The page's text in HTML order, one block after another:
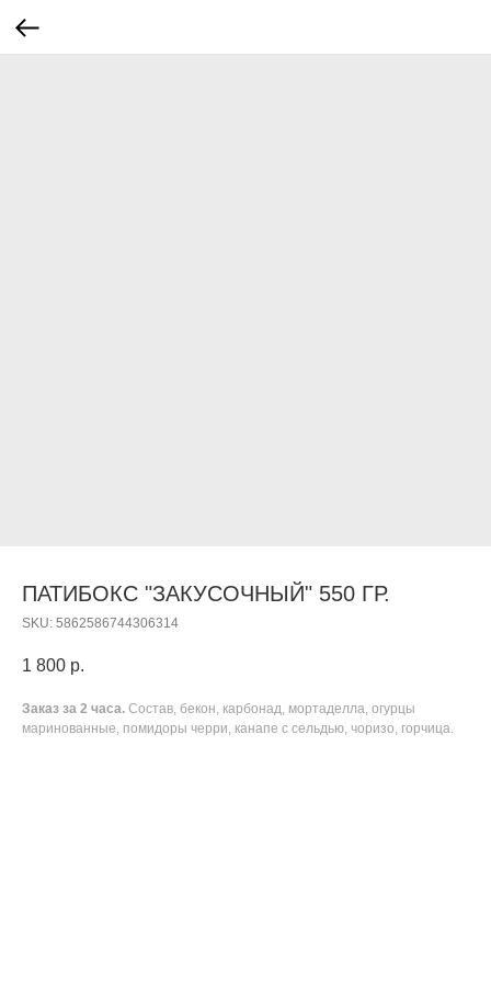
ПАТИБОКС "ЗАКУСОЧНЫЙ" 550 ГР.
SKU: 5862586744306314
1 800 р.
Заказ за 2 часа. Состав, бекон, карбонад, мортаделла, огурцы
маринованные, помидоры черри, канапе с сельдью, чоризо, горчица.